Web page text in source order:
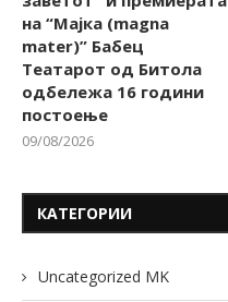
на “Мајка (magna
mater)” Бабец
Театарот од Битола
одбележа 16 години
постоење
09/08/2026
КАТЕГОРИИ
Uncategorized MK